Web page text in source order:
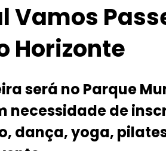
Vamos
Horizonte
será no Parque
necessidade de
dança, yoga,